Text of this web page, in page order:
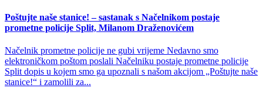
Poštujte naše stanice! – sastanak s Načelnikom postaje
prometne policije Split, Milanom Draženovićem
Načelnik prometne policije ne gubi vrijeme Nedavno smo
elektroničkom poštom poslali Načelniku postaje prometne policije
Split dopis u kojem smo ga upoznali s našom akcijom „Poštujte naše
stanice!“ i zamolili za...